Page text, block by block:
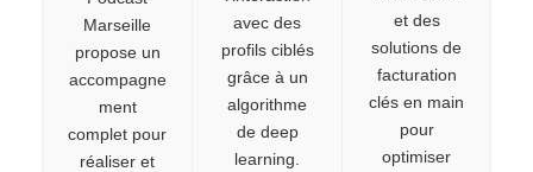
Marseille
propose un
accompagne
ment
complet pour
réaliser et
avec des
profils ciblés
grâce à un
algorithme
de deep
learning.
et des
solutions de
facturation
clés en main
pour
optimiser